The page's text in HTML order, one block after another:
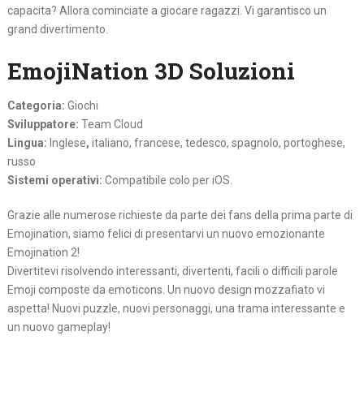
capacita? Allora cominciate a giocare ragazzi. Vi garantisco un
grand divertimento.
EmojiNation 3D Soluzioni
Categoria: Giochi
Sviluppatore: Team Cloud
Lingua: Inglese, italiano, francese, tedesco, spagnolo, portoghese,
russo
Sistemi operativi: Compatibile colo per iOS.
Grazie alle numerose richieste da parte dei fans della prima parte di
Emojination, siamo felici di presentarvi un nuovo emozionante
Emojination 2!
Divertitevi risolvendo interessanti, divertenti, facili o difficili parole
Emoji composte da emoticons. Un nuovo design mozzafiato vi
aspetta! Nuovi puzzle, nuovi personaggi, una trama interessante e
un nuovo gameplay!